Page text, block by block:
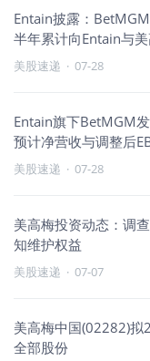
Entain披露：
半年累计向Entain与
美股速递 · 07-28
Entain旗下BetMGM
预计净营收与调整后
美股速递 · 07-28
美高梅投资动态：调
知维护权益
美股速递 · 07-07
美高梅中国(02282)拟
全部股份